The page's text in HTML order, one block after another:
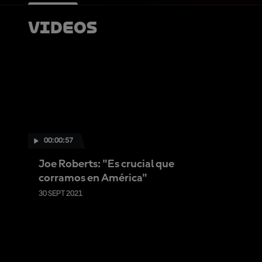
Videos
00:00:57
Joe Roberts: "Es crucial que
corramos en América"
30 SEPT 2021